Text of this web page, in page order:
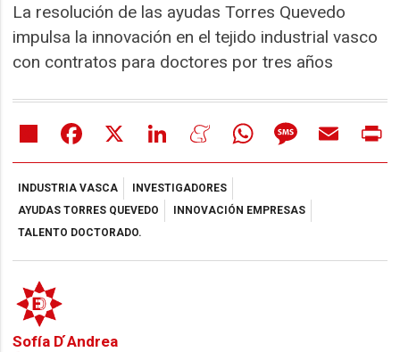
La resolución de las ayudas Torres Quevedo
impulsa la innovación en el tejido industrial vasco
con contratos para doctores por tres años
Share Facebook LinkedIn MeneameWhatsAppMessageEmail
INDUSTRIA VASCA
INVESTIGADORES
AYUDAS TORRES QUEVEDO
INNOVACIÓN EMPRESAS
TALENTO DOCTORADO.
Sofía D ́Andrea